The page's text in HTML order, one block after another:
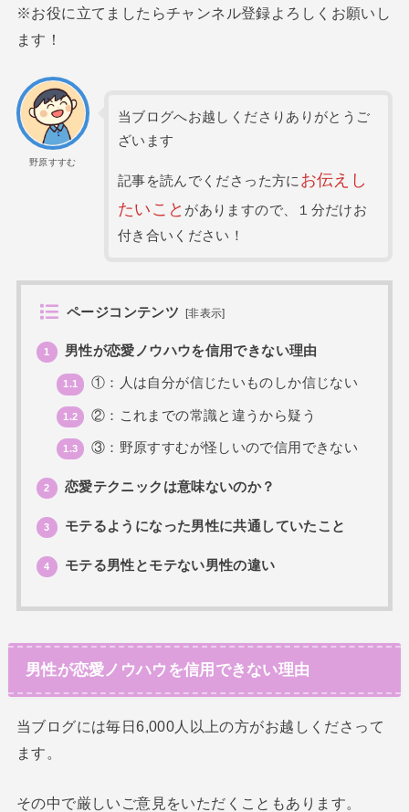
※お役に立てましたらチャンネル登録よろしくお願いし
ます！
野原すすむ
当ブログへお越しくださりありがとうご
ざいます
記事を読んでくださった方にお伝えし
たいこと がありますので、１分だけお
付き合いください！
ページコンテンツ [非表示]
1 男性が恋愛ノウハウを信用できない理由
1.1 ①：人は自分が信じたいものしか信じない
1.2 ②：これまでの常識と違うから疑う
1.3 ③：野原すすむが怪しいので信用できない
2 恋愛テクニックは意味ないのか？
3 モテるようになった男性に共通していたこと
4 モテる男性とモテない男性の違い
男性が恋愛ノウハウを信用できない理由
当ブログには毎日6,000人以上の方がお越しくださって
ます。
その中で厳しいご意見をいただくこともあります。